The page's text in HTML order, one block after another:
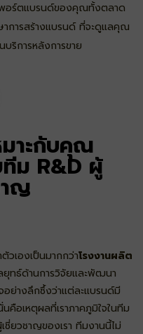
อร์ตแบรนด์ของคุณทั้งตลาด
การสร้างแบรนด์ ที่จะดูแลคุณ
ริการหลังการขาย
าะกับคุณ
ม R&D ผู้
ญ
วเองเป็นมากกว่าโรงงานผลิต
ยุทธ์ด้านการวิจัยและพัฒนา
ย่างลึกซึ้งว่าแต่ละแบรนด์มี
อเหตุผลที่เราภาคภูมิใจในทีม
ยวชาญของเรา ทีมงานนี้ไม่